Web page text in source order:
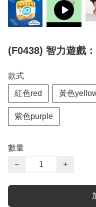
(F0438) 智力遊戲
款式
紅色red 黃色
紫色purple
數量
−
+